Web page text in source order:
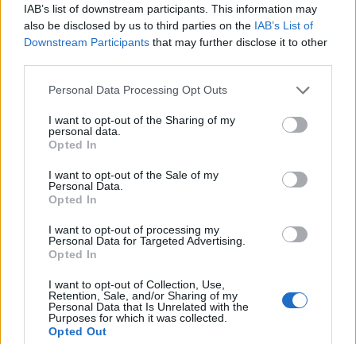
IAB’s list of downstream participants. This information may
also be disclosed by us to third parties on the IAB’s List of
Downstream Participants that may further disclose it to other
Please note that this website/app uses one or more Google
not limited to your visit or usage behaviour. You may click to
grant or deny consent to Google and its third-party tags to
use your data for below specified purposes in below Google
consent section.
Personal Data Processing Opt Outs
I want to opt-out of the Sharing of my
personal data.
Opted In
I want to opt-out of the Sale of my
Personal Data.
Opted In
I want to opt-out of processing my
Personal Data for Targeted Advertising.
Opted In
I want to opt-out of Collection, Use,
Retention, Sale, and/or Sharing of my
Personal Data that Is Unrelated with the
Purposes for which it was collected.
Opted Out
3Θρήνος για τον Λιονέλ Μέσι – Πέθανε ο
πατέρας του, Χόρχε
4Ελίζαμπεθ Ελέτσι και Νεκτάριος Λεμονίδης
πήγαν στον Άγιο Νεκτάριο Βούλας για να
είναι πολύ επώδυνο», λέει ο γιος του
Πιο σχολιασμένα
Βγήκαν ξανά τα μαχαίρια στην Ελπίδα
Γρατσία και Γαλανός μετέτρεψαν το
κίνημα σε φοβικό αρχηγικό κόμμα»
Aναστέλλονται τα τακτικά ραντεβού του
αγγειοχειρουργού του νοσοκομείου
Χανίων επειδή κλάπηκε το μηχανάκι του
γιατρού